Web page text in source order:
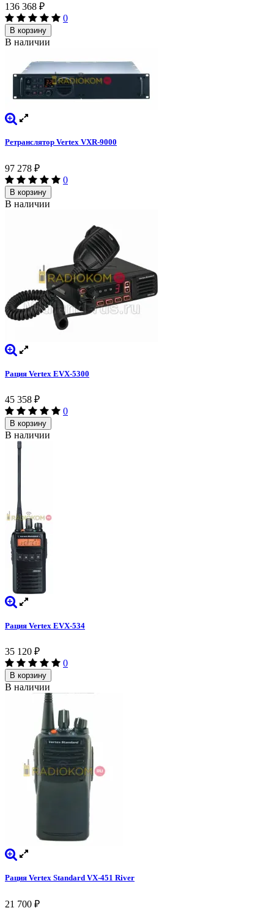
136 368 ₽
0
В корзину
В наличии
Ретранслятор Vertex VXR-9000
97 278 ₽
0
В корзину
В наличии
Рация Vertex EVX-5300
45 358 ₽
0
В корзину
В наличии
Рация Vertex EVX-534
35 120 ₽
0
В корзину
В наличии
Рация Vertex Standard VX-451 River
21 700 ₽